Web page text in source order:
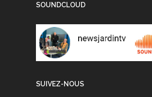
SOUNDCLOUD
SUIVEZ-NOUS